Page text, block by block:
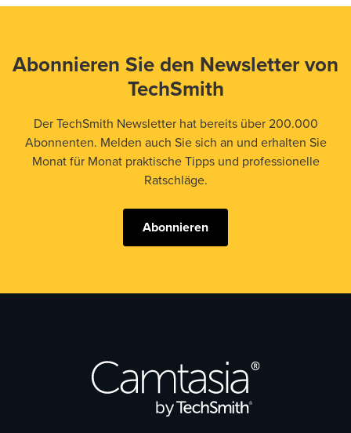
Abonnieren Sie den Newsletter von
TechSmith
Der TechSmith Newsletter hat bereits über 200.000
Abonnenten. Melden auch Sie sich an und erhalten Sie
Monat für Monat praktische Tipps und professionelle
Ratschläge.
Abonnieren